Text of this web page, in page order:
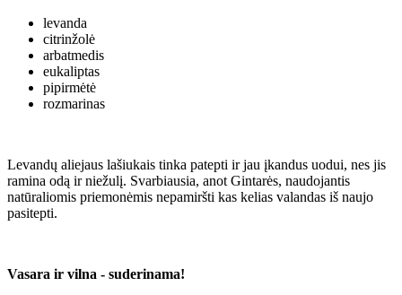
levanda
citrinžolė
arbatmedis
eukaliptas
pipirmėtė
rozmarinas
Levandų aliejaus lašiukais tinka patepti ir jau įkandus uodui, nes jis
ramina odą ir niežulį. Svarbiausia, anot Gintarės, naudojantis
natūraliomis priemonėmis nepamiršti kas kelias valandas iš naujo
pasitepti.
Vasara ir vilna - suderinama!